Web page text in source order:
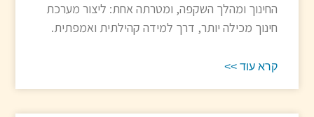
החינוך ומהלך השקפה, ומטרתה אחת: ליצור מערכת
חינוך מכילה יותר, דרך למידה קהילתית ואמפתית.
קרא עוד >>